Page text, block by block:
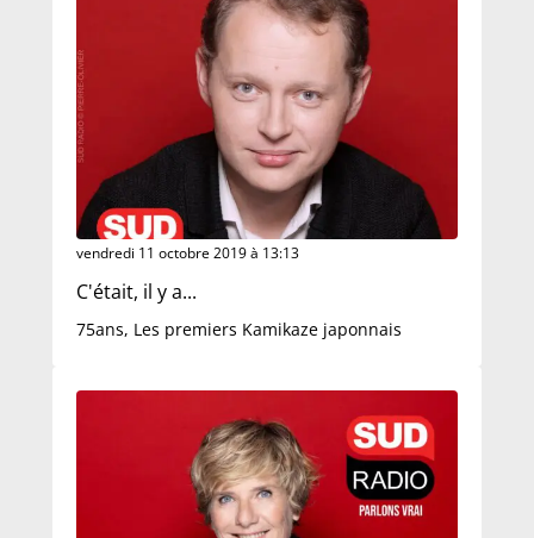
vendredi 11 octobre 2019 à 13:13
C'était, il y a...
75ans, Les premiers Kamikaze japonnais